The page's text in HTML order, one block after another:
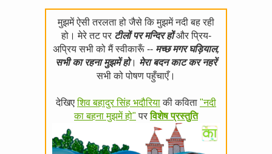
मुझमें ऐसी तरलता हो जैसे कि मुझमें नदी बह रही
हो। मेरे तट पर टीलों पर मन्दिर होंऔर प्रिय-
अप्रिय सभी को मैं स्वीकारूँ -- मच्छ मगर घड़ियाल,
सभी का रहना मुझमें हो। मेरा बदन काट कर नहरें
सभी को पोषण पहुँचाएँ।
देखिएशिव बहादुर सिंह भदौरियाकी कविता "नदी
का बहना मुझमें हो" परविशेष प्रस्तुति